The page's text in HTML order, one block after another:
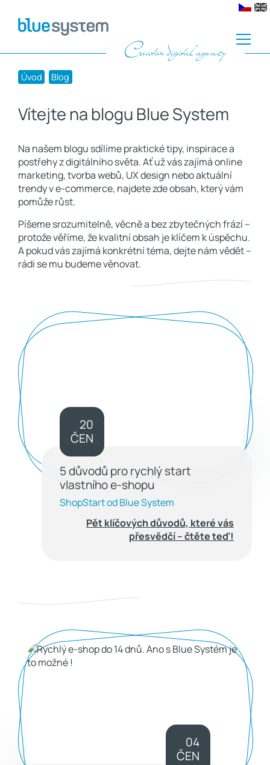
Úvod Blog
Vítejte na blogu Blue System
Na našem blogu sdílíme praktické tipy, inspirace a
postřehy z digitálního světa. Ať už vás zajímá online
marketing, tvorba webů, UX design nebo aktuální
trendy v e-commerce, najdete zde obsah, který vám
pomůže růst.
Píšeme srozumitelně, věcně a bez zbytečných frází –
protože věříme, že kvalitní obsah je klíčem k úspěchu.
A pokud vás zajímá konkrétní téma, dejte nám vědět –
rádi se mu budeme věnovat.
20
ČEN
5 důvodů pro rychlý start
vlastního e-shopu
ShopStart od Blue System
Pět klíčových důvodů, které vás
přesvědčí – čtěte teď!
04
ČEN